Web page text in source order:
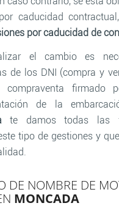
caducidad
por caducidad de
el cambio es
de los DNI (compra y
compraventa firmado
de la
te damos todas las
tipo de gestiones y
DE NOMBRE DE
MONCADA